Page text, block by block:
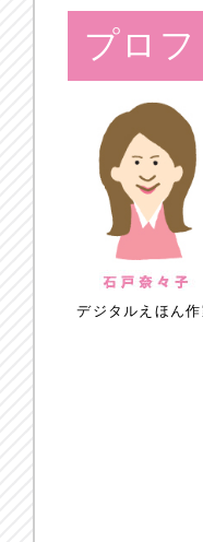
プロ
デジタルえほん作